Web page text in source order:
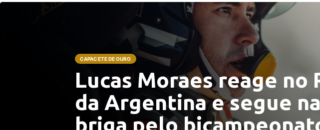
CAPACETE DE OURO
Lucas Moraes reage no
da Argentina e segue na
briga pelo